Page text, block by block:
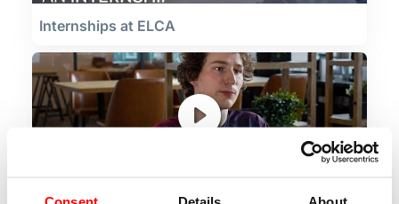
Consent Details About
Internships at ELCA